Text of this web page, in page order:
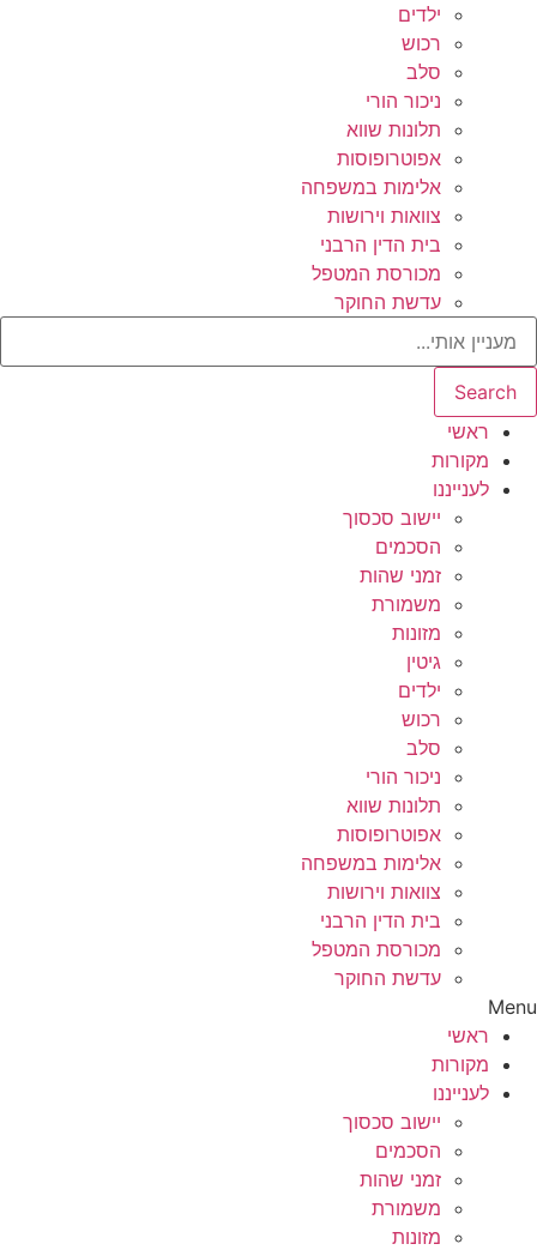
ילדים
רכוש
סלב
ניכור הורי
תלונות שווא
אפוטרופוסות
אלימות במשפחה
צוואות וירושות
בית הדין הרבני
מכורסת המטפל
עדשת החוקר
Search
ראשי
מקורות
לענייננו
יישוב סכסוך
הסכמים
זמני שהות
משמורת
מזונות
גיטין
ילדים
רכוש
סלב
ניכור הורי
תלונות שווא
אפוטרופוסות
אלימות במשפחה
צוואות וירושות
בית הדין הרבני
מכורסת המטפל
עדשת החוקר
Menu
ראשי
מקורות
לענייננו
יישוב סכסוך
הסכמים
זמני שהות
משמורת
מזונות